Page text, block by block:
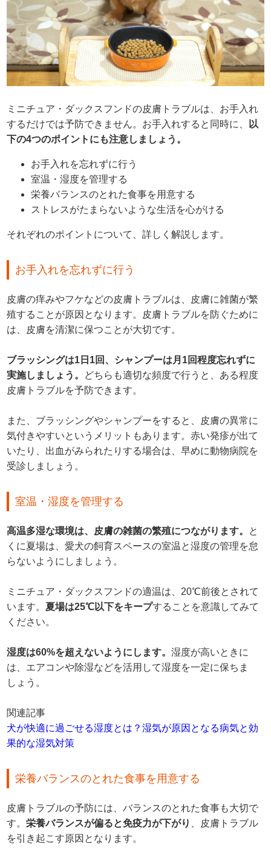
ミニチュア・ダックスフンドの皮膚トラブルは、お手入れ
するだけでは予防できません。お手入れすると同時に、
以
下の4つのポイントにも注意しましょう。
お手入れを忘れずに行う
室温・湿度を管理する
栄養バランスのとれた食事を用意する
ストレスがたまらないような生活を心がける
それぞれのポイントについて、詳しく解説します。
お手入れを忘れずに行う
皮膚の痒みやフケなどの皮膚トラブルは、皮膚に雑菌が繁
殖することが原因となります。皮膚トラブルを防ぐために
は、皮膚を清潔に保つことが大切です。
ブラッシングは1日1回、シャンプーは月1回程度忘れずに
実施しましょう。
どちらも適切な頻度で行うと、ある程度
皮膚トラブルを予防できます。
また、ブラッシングやシャンプーをすると、皮膚の異常に
気付きやすいというメリットもあります。赤い発疹が出て
いたり、出血がみられたりする場合は、早めに動物病院を
受診しましょう。
室温・湿度を管理する
高温多湿な環境は、皮膚の雑菌の繁殖につながります。
と
くに夏場は、愛犬の飼育スペースの室温と湿度の管理を怠
らないようにしましょう。
ミニチュア・ダックスフンドの適温は、20℃前後とされて
います。夏場は25℃以下をキープすることを意識してみて
ください。
湿度は60%を超えないようにします。湿度が高いときに
は、エアコンや除湿などを活用して湿度を一定に保ちま
しょう。
関連記事
犬が快適に過ごせる湿度とは？湿気が原因となる病気と効
果的な湿気対策
栄養バランスのとれた食事を用意する
皮膚トラブルの予防には、バランスのとれた食事も大切で
す。栄養バランスが偏ると免疫力が下がり
、皮膚トラブル
を引き起こす原因となります。